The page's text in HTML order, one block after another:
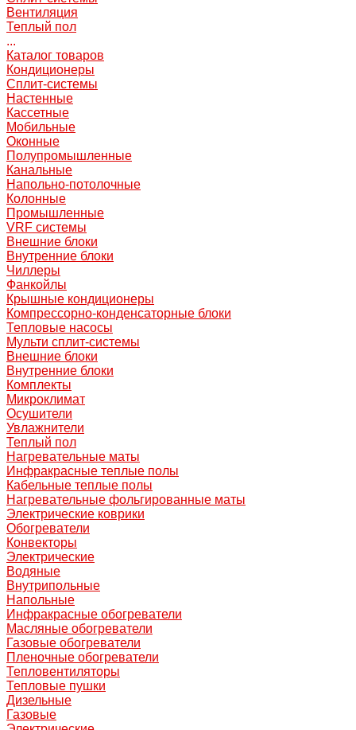
Вентиляция
Теплый пол
...
Каталог товаров
Кондиционеры
Сплит-системы
Настенные
Кассетные
Мобильные
Оконные
Полупромышленные
Канальные
Напольно-потолочные
Колонные
Промышленные
VRF системы
Внешние блоки
Внутренние блоки
Чиллеры
Фанкойлы
Крышные кондиционеры
Компрессорно-конденсаторные блоки
Тепловые насосы
Мульти сплит-системы
Внешние блоки
Внутренние блоки
Комплекты
Микроклимат
Осушители
Увлажнители
Теплый пол
Нагревательные маты
Инфракрасные теплые полы
Кабельные теплые полы
Нагревательные фольгированные маты
Электрические коврики
Обогреватели
Конвекторы
Электрические
Водяные
Внутрипольные
Напольные
Инфракрасные обогреватели
Масляные обогреватели
Газовые обогреватели
Пленочные обогреватели
Тепловентиляторы
Тепловые пушки
Дизельные
Газовые